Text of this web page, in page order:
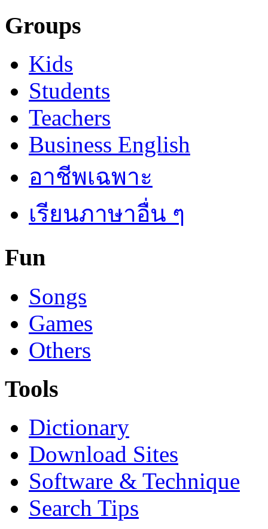
Groups
Kids
Students
Teachers
Business English
อาชีพเฉพาะ
เรียนภาษาอื่น ๆ
Fun
Songs
Games
Others
Tools
Dictionary
Download Sites
Software & Technique
Search Tips